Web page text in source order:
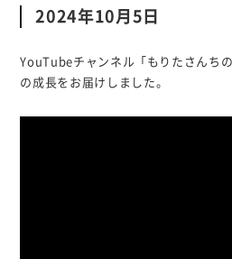
2024年10月5日
YouTubeチャンネル「もりたさんち
の成長をお届けしました。